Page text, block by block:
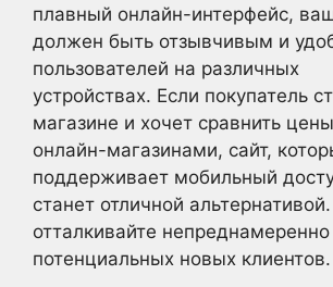
плавный онлайн-интерфейс,
должен быть отзывчивым и
пользователей на различных
устройствах. Если покупатель
магазине и хочет сравнить
онлайн-магазинами, сайт,
поддерживает мобильный
станет отличной
отталкивайте непреднамеренно
потенциальных новых клиентов.